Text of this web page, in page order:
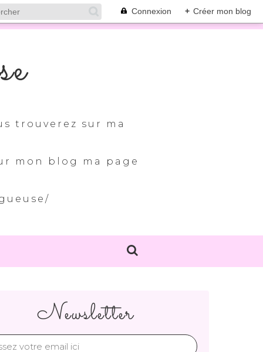
Connexion + Créer mon blog
trouverez sur ma
mon blog ma page
Newsletter